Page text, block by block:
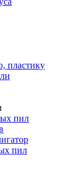
пластику
пил
пил